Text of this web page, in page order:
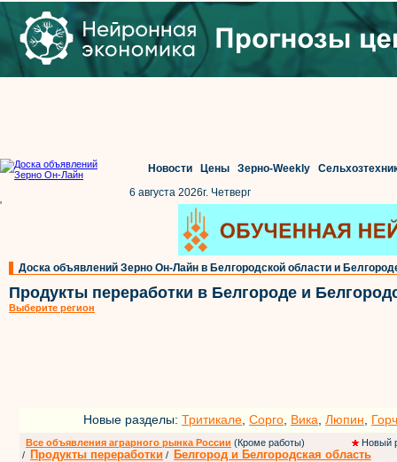
Новости Цены Зерно-Weekly
6 августа 2026г. Четверг
'
Доска объявлений Зерно Он-Лайн в Белгородской области и
Продукты переработки в Белгороде и
Выберите регион
Новые разделы: Тритикале Сорго Вика Люпин
Все объявления аграрного рынка России (Кроме работы)
Новый
/
Продукты переработки / Белгород и Белгородская область